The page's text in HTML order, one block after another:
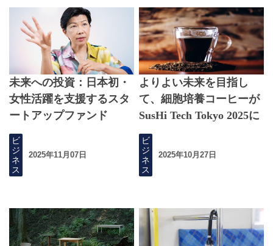
未来への投資：日本初・
女性活躍を支援するスタ
ートアップファンド
ビ
ジ
ネ
ス
2025年11月07日
よりよい未来を目指し
て、細胞培養コーヒーが
SusHi Tech Tokyo 2025に
登場
ビ
ジ
ネ
ス
2025年10月27日